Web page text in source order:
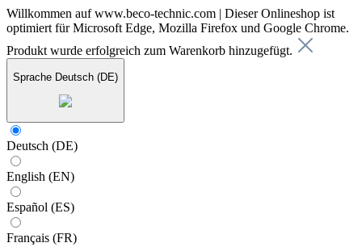
Willkommen auf www.beco-technic.com | Dieser Onlineshop ist
optimiert für Microsoft Edge, Mozilla Firefox und Google Chrome.
Produkt wurde erfolgreich zum Warenkorb hinzugefügt.
Sprache Deutsch (DE)
Deutsch (DE)
English (EN)
Español (ES)
Français (FR)